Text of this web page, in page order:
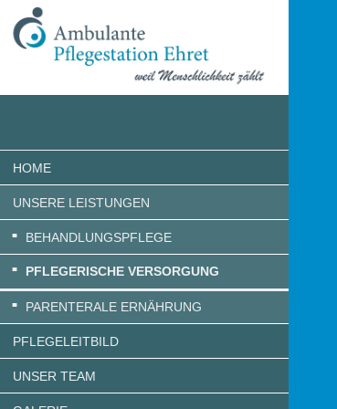
HOME
UNSERE LEISTUNGEN
BEHANDLUNGSPFLEGE
PFLEGERISCHE VERSORGUNG
PARENTERALE ERNÄHRUNG
PFLEGELEITBILD
UNSER TEAM